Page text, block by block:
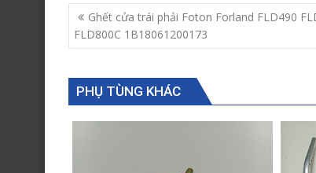
Post
navigation
Ghết cửa trái phải Foton Forland FLD490
FLD800C 1B18061200173
PHỤ TÙNG KHÁC